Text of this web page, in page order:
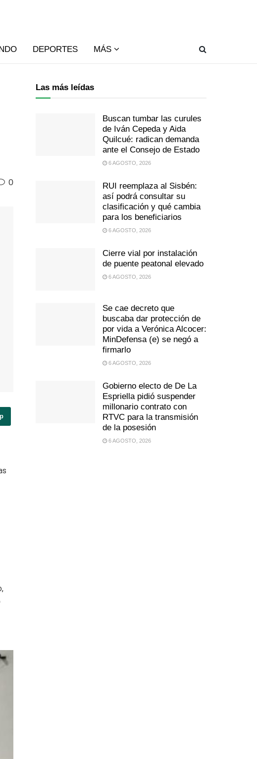
DEPORTES MÁS
0
Las más leídas
Buscan tumbar las curules
de Iván Cepeda y Aida
Quilcué: radican demanda
ante el Consejo de Estado
6 AGOSTO, 2026
RUI reemplaza al Sisbén:
así podrá consultar su
clasificación y qué cambia
para los beneficiarios
6 AGOSTO, 2026
Cierre vial por instalación
de puente peatonal elevado
6 AGOSTO, 2026
Se cae decreto que
buscaba dar protección de
por vida a Verónica Alcocer:
MinDefensa (e) se negó a
firmarlo
6 AGOSTO, 2026
Gobierno electo de De La
Espriella pidió suspender
millonario contrato con
RTVC para la transmisión
de la posesión
6 AGOSTO, 2026